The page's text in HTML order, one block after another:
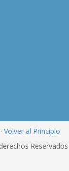
· Volver al Principio
Reservados